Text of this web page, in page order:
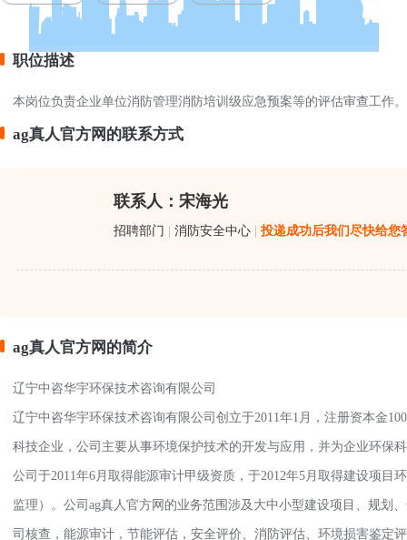
职位描述
本岗位负责企业单位消防管理消防培训级应急预案等的评估审查工作
ag真人官方网的联系方式
联系人：宋海光
招聘部门 | 消防安全中心 | 投递成功后我们尽快给您
ag真人官方网的简介
辽宁中咨华宇环保技术咨询有限公司
辽宁中咨华宇环保技术咨询有限公司创立于2011年1月，注册资本金
科技企业，公司主要从事环境保护技术的开发与应用，并为企业环保
公司于2011年6月取得能源审计甲级资质，于2012年5月取得建设项目
监理）。公司ag真人官方网的业务范围涉及大中小型建设项目、规划
司核查，能源审计，节能评估，安全评价、消防评估、环境损害鉴定